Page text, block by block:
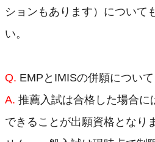
博士前期課程
留学生の方へ
教員・学生向け
ションもあります）について
い。
Q. EMPとIMISの併願について
A. 推薦入試は合格した場合に
できることが出願資格となり